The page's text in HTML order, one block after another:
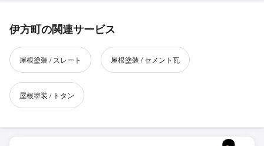
伊方町の関連サービス
屋根塗装 / スレート 屋根塗装 / セメント瓦
屋根塗装 / トタン